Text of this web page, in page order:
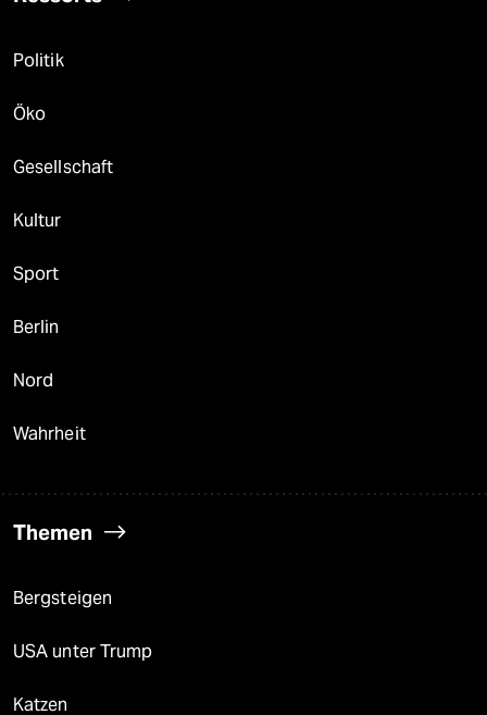
Politik
Öko
Gesellschaft
Kultur
Sport
Berlin
Nord
Wahrheit
Themen
Bergsteigen
USA unter Trump
Katzen